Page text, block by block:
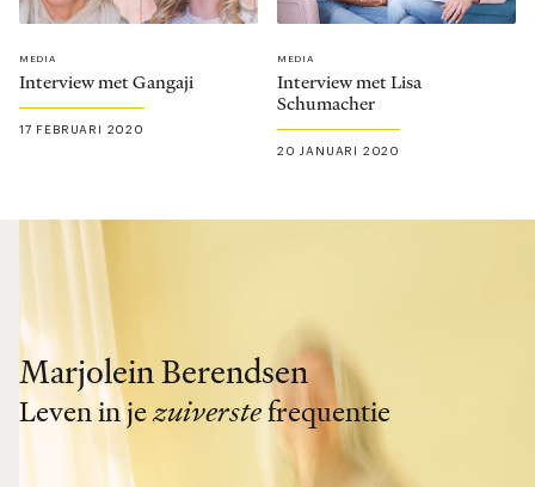
MEDIA
Interview met Gangaji
17 FEBRUARI 2020
MEDIA
Interview met Lisa
Schumacher
20 JANUARI 2020
Marjolein Berendsen
Leven in jezuiverstefrequentie